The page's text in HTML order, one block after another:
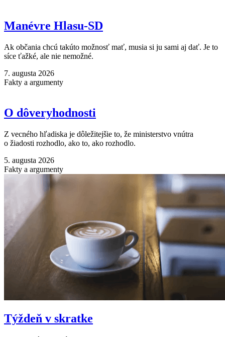
Manévre Hlasu-SD
Ak občania chcú takúto možnosť mať, musia si ju sami aj dať. Je to
síce ťažké, ale nie nemožné.
7. augusta 2026
Fakty a argumenty
O dôveryhodnosti
Z vecného hľadiska je dôležitejšie to, že ministerstvo vnútra
o žiadosti rozhodlo, ako to, ako rozhodlo.
5. augusta 2026
Fakty a argumenty
Týždeň v skratke